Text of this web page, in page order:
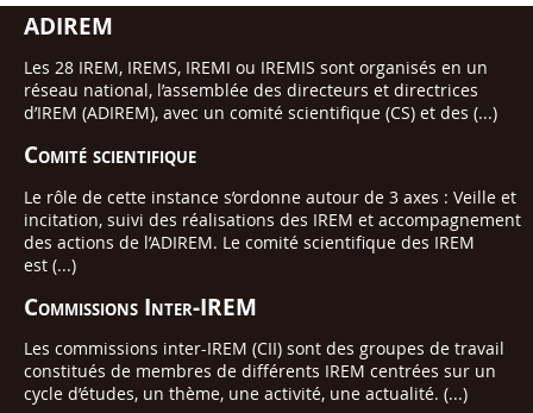
ADIREM
Les 28 IREM, IREMS, IREMI ou IREMIS sont organisés en un
réseau national, l’assemblée des directeurs et directrices
d’IREM (ADIREM), avec un comité scientifique (CS) et des (...)
Comité scientifique
Le rôle de cette instance s’ordonne autour de 3 axes : Veille et
incitation, suivi des réalisations des IREM et accompagnement
des actions de l’ADIREM. Le comité scientifique des IREM
est (...)
Commissions Inter-IREM
Les commissions inter-IREM (CII) sont des groupes de travail
constitués de membres de différents IREM centrées sur un
cycle d’études, un thème, une activité, une actualité. (...)